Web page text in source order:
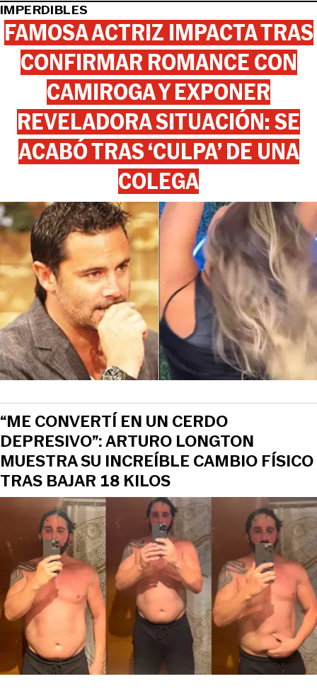
View this post on Instagram
IMPERDIBLES
FAMOSA ACTRIZ IMPACTA TRAS
CONFIRMAR ROMANCE CON
CAMIROGA Y EXPONER
REVELADORA SITUACIÓN: SE
ACABÓ TRAS ‘CULPA’ DE UNA
COLEGA
“ME CONVERTÍ EN UN CERDO
DEPRESIVO”: ARTURO LONGTON
MUESTRA SU INCREÍBLE CAMBIO FÍSICO
TRAS BAJAR 18 KILOS